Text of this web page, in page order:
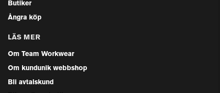
Butiker
Ångra köp
LÄS MER
Om Team Workwear
Om kundunik webbshop
Bli avtalskund